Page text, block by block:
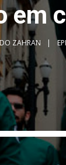
em
ZAHRAN